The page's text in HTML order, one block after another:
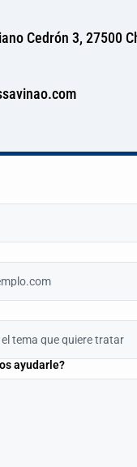
Cedrón 3, 27500
ayudarle?